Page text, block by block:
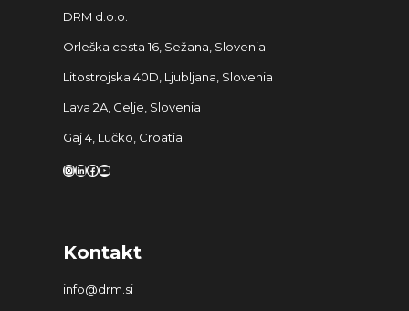
DRM d.o.o.
Orleška cesta 16, Sežana, Slovenia
Litostrojska 40D, Ljubljana, Slovenia
Lava 2A, Celje, Slovenia
Gaj 4, Lučko, Croatia
Instagram
LinkedIn
Facebook
YouTube
Kontakt
info@drm.si